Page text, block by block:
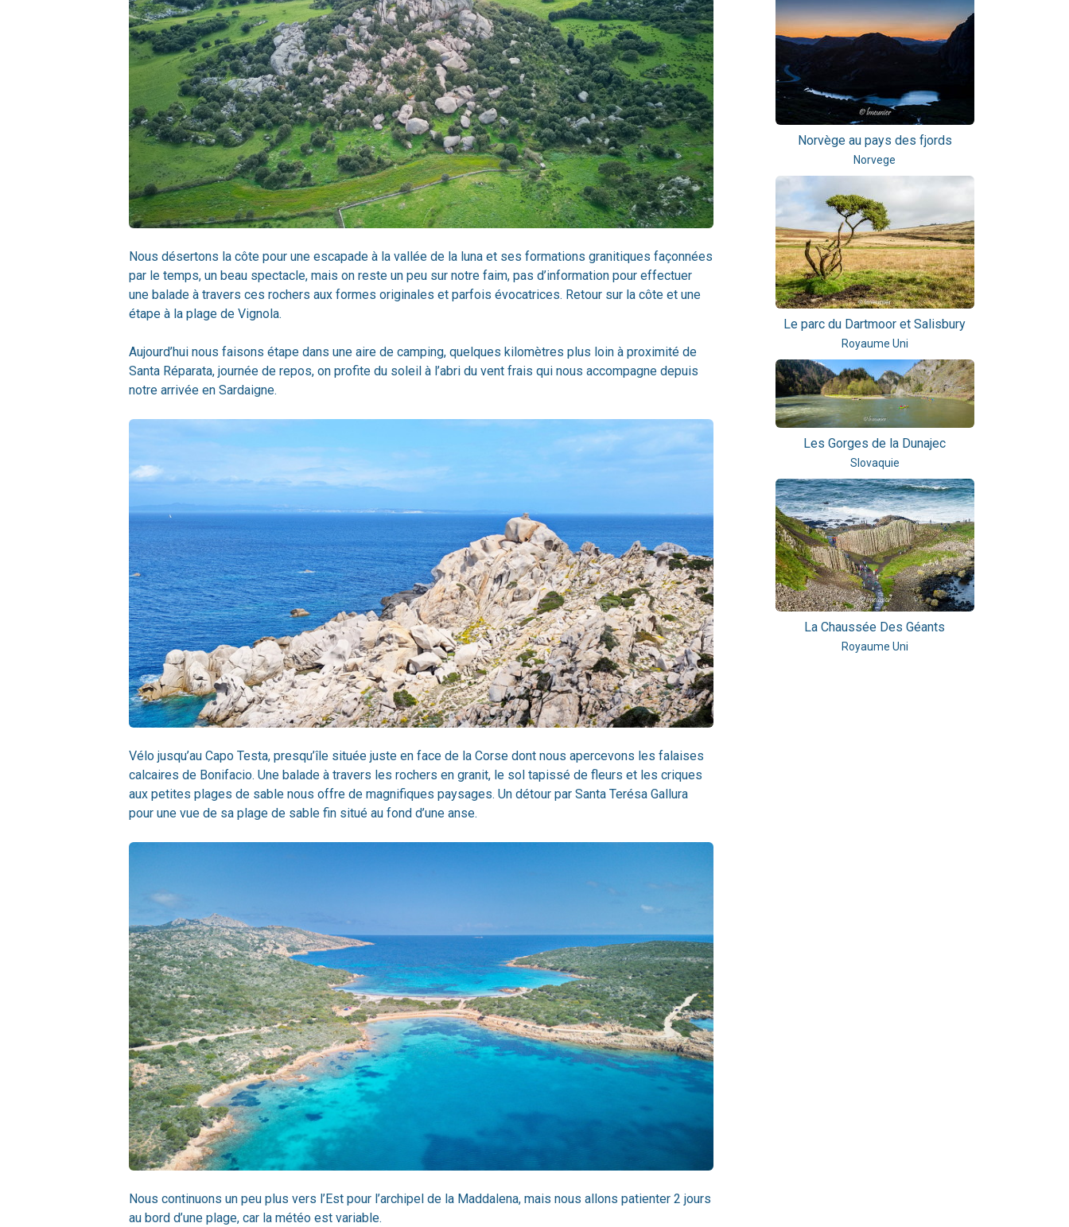
Nous désertons la côte pour une escapade à la vallée de la luna et ses formations granitiques façonnées
par le temps, un beau spectacle, mais on reste un peu sur notre faim, pas d’information pour effectuer
une balade à travers ces rochers aux formes originales et parfois évocatrices. Retour sur la côte et une
étape à la plage de Vignola.
Aujourd’hui nous faisons étape dans une aire de camping, quelques kilomètres plus loin à proximité de
Santa Réparata, journée de repos, on profite du soleil à l’abri du vent frais qui nous accompagne depuis
notre arrivée en Sardaigne.
Vélo jusqu’au Capo Testa, presqu’île située juste en face de la Corse dont nous apercevons les falaises
calcaires de Bonifacio. Une balade à travers les rochers en granit, le sol tapissé de fleurs et les criques
aux petites plages de sable nous offre de magnifiques paysages. Un détour par Santa Terésa Gallura
pour une vue de sa plage de sable fin situé au fond d’une anse.
Nous continuons un peu plus vers l’Est pour l’archipel de la Maddalena, mais nous allons patienter 2 jours
au bord d’une plage, car la météo est variable.
Norvège au pays des fjords
Norvege
Le parc du Dartmoor et Salisbury
Royaume Uni
Les Gorges de la Dunajec
Slovaquie
La Chaussée Des Géants
Royaume Uni